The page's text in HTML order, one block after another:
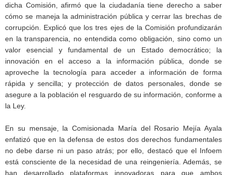
dicha Comisión, afirmó que la ciudadanía tiene derecho a saber
cómo se maneja la administración pública y cerrar las brechas de
corrupción. Explicó que los tres ejes de la Comisión profundizarán
en la transparencia, no entendida como obligación, sino como un
valor esencial y fundamental de un Estado democrático; la
innovación en el acceso a la información pública, donde se
aproveche la tecnología para acceder a información de forma
rápida y sencilla; y protección de datos personales, donde se
asegure a la población el resguardo de su información, conforme a
la Ley.
En su mensaje, la Comisionada María del Rosario Mejía Ayala
enfatizó que en la defensa de estos dos derechos fundamentales
no debe darse ni un paso atrás; por ello, destacó que el Infoem
está consciente de la necesidad de una reingeniería. Además, se
han desarrollado plataformas innovadoras para que ambos